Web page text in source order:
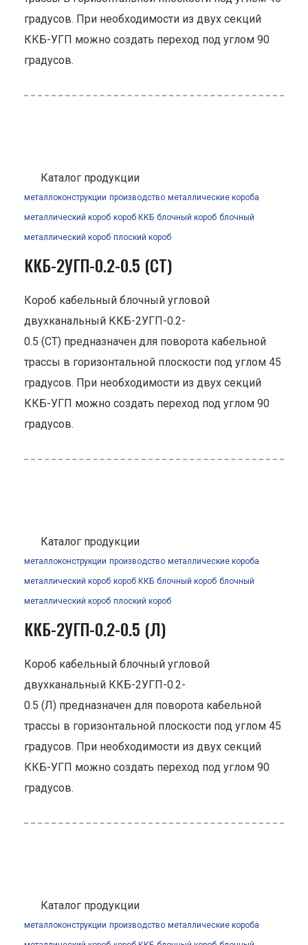
градусов. При необходимости из двух секций
ККБ-УГП можно создать переход под углом 90
градусов.
Каталог продукции
металлоконструкции производство металлические короба
металлический короб короб ККБ блочный короб блочный
металлический короб плоский короб
ККБ-2УГП-0.2-0.5 (СТ)
Короб кабельный блочный угловой
двухканальный ККБ-2УГП-0.2-
0.5 (СТ) предназначен для поворота кабельной
трассы в горизонтальной плоскости под углом 45
градусов. При необходимости из двух секций
ККБ-УГП можно создать переход под углом 90
градусов.
Каталог продукции
металлоконструкции производство металлические короба
металлический короб короб ККБ блочный короб блочный
металлический короб плоский короб
ККБ-2УГП-0.2-0.5 (Л)
Короб кабельный блочный угловой
двухканальный ККБ-2УГП-0.2-
0.5 (Л) предназначен для поворота кабельной
трассы в горизонтальной плоскости под углом 45
градусов. При необходимости из двух секций
ККБ-УГП можно создать переход под углом 90
градусов.
Каталог продукции
металлоконструкции производство металлические короба